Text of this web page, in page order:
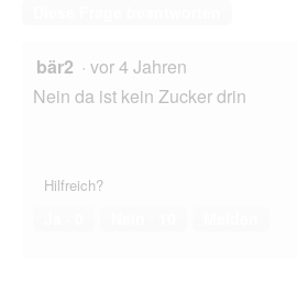
bär2 · vor 4 Jahren
Nein da ist kein Zucker drin
Hilfreich?